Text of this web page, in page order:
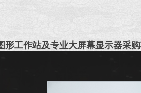
形工作站及专业大屏幕显示器采